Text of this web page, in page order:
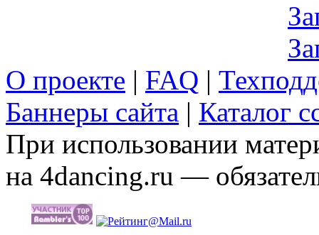
О проекте | FAQ |
Баннеры сайта | Каталог
При использовании
на 4dancing.ru —